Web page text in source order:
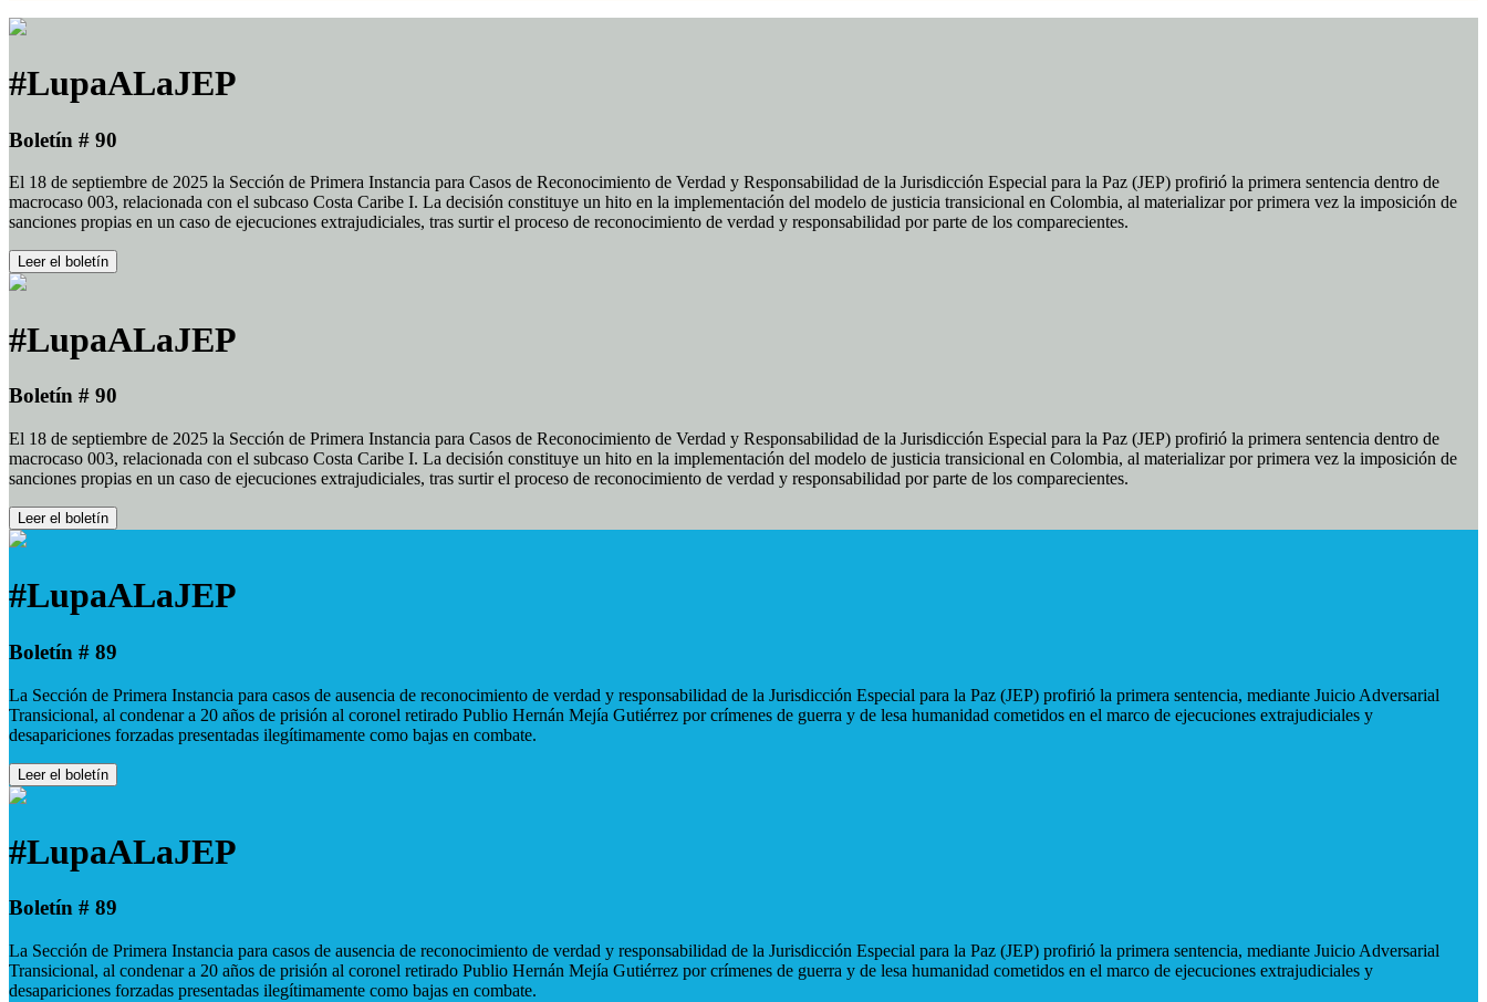
#LupaALaJEP
Boletín # 90
El 18 de septiembre de 2025 la Sección de Primera Instancia para Casos de Reconocimiento de Verdad y Responsabilidad de la Jurisdicción Especial para la Paz (JEP) profirió la primera sentencia dentro de
macrocaso 003, relacionada con el subcaso Costa Caribe I. La decisión constituye un hito en la implementación del modelo de justicia transicional en Colombia, al materializar por primera vez la imposición de
sanciones propias en un caso de ejecuciones extrajudiciales, tras surtir el proceso de reconocimiento de verdad y responsabilidad por parte de los comparecientes.
Leer el boletín
#LupaALaJEP
Boletín # 90
El 18 de septiembre de 2025 la Sección de Primera Instancia para Casos de Reconocimiento de Verdad y Responsabilidad de la Jurisdicción Especial para la Paz (JEP) profirió la primera sentencia dentro de
macrocaso 003, relacionada con el subcaso Costa Caribe I. La decisión constituye un hito en la implementación del modelo de justicia transicional en Colombia, al materializar por primera vez la imposición de
sanciones propias en un caso de ejecuciones extrajudiciales, tras surtir el proceso de reconocimiento de verdad y responsabilidad por parte de los comparecientes.
Leer el boletín
#LupaALaJEP
Boletín # 89
La Sección de Primera Instancia para casos de ausencia de reconocimiento de verdad y responsabilidad de la Jurisdicción Especial para la Paz (JEP) profirió la primera sentencia, mediante Juicio Adversarial
Transicional, al condenar a 20 años de prisión al coronel retirado Publio Hernán Mejía Gutiérrez por crímenes de guerra y de lesa humanidad cometidos en el marco de ejecuciones extrajudiciales y
desapariciones forzadas presentadas ilegítimamente como bajas en combate.
Leer el boletín
#LupaALaJEP
Boletín # 89
La Sección de Primera Instancia para casos de ausencia de reconocimiento de verdad y responsabilidad de la Jurisdicción Especial para la Paz (JEP) profirió la primera sentencia, mediante Juicio Adversarial
Transicional, al condenar a 20 años de prisión al coronel retirado Publio Hernán Mejía Gutiérrez por crímenes de guerra y de lesa humanidad cometidos en el marco de ejecuciones extrajudiciales y
desapariciones forzadas presentadas ilegítimamente como bajas en combate.